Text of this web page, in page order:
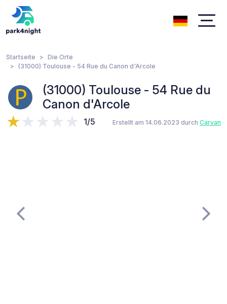
Startseite
Die Orte
(31000) Toulouse - 54 Rue du Canon d'Arcole
(31000) Toulouse - 54 Rue du
Canon d'Arcole
1/5 Erstellt am 14.06.2023 durch Carvan